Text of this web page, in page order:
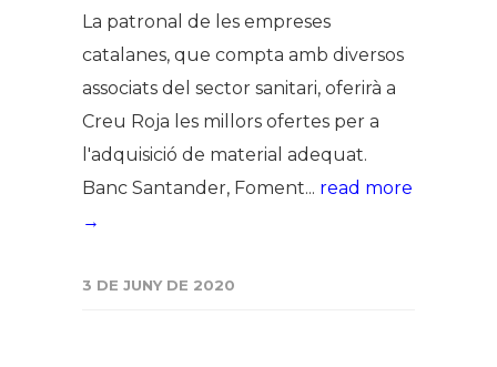
La patronal de les empreses
catalanes, que compta amb diversos
associats del sector sanitari, oferirà a
Creu Roja les millors ofertes per a
l'adquisició de material adequat.
Banc Santander, Foment... read more
→
3 DE JUNY DE 2020